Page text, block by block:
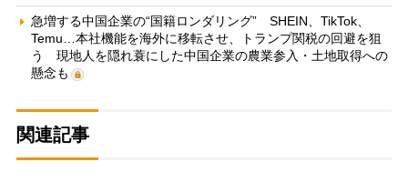
急増する中国企業の“国籍ロンダリング” SHEIN、TikTok、
Temu…本社機能を海外に移転させ、トランプ関税の回避を狙
う 現地人を隠れ蓑にした中国企業の農業参入・土地取得への
懸念も
関連記事